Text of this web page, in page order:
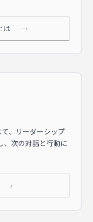
は
、リーダーシップ
、次の対話と行動に